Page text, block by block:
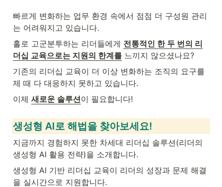
빠르게 변화하는 업무 환경 속에서 점점 더 구성원 관리
는 어려워지고 있습니다.
홀로 고군분투하는 리더들에게 전통적인 한 두 번의 리
더십 교육으로는 지원의 한계를 느끼지 않으셨나요?
기존의 리더십 교육이 더 이상 변화하는 조직의 요구를
제 때 다 대응하지 못하고 있습니다.
이제 새로운 솔루션이 필요합니다!
생성형 AI로 해법을 찾아보세요!
지금까지 경험하지 못한 차세대 리더십 솔루션(리더의
생성형 AI 활용 전략)을 소개합니다.
생성형 AI 기반 리더십 교육이 리더의 성장과 문제 해결
을 실시간으로 지원합니다.